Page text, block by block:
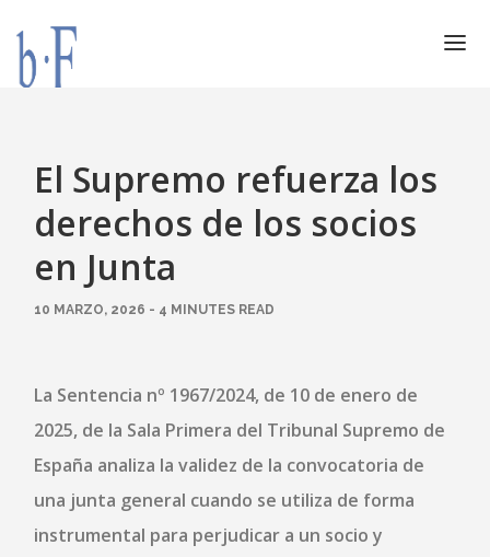
ESPECIALIZACIÓN
CALIDAD
BLOG
DOCUMENTACIÓN
El Supremo refuerza los
derechos de los socios
en Junta
10 MARZO, 2026 - 4 MINUTES READ
La Sentencia nº 1967/2024, de 10 de enero de
2025, de la Sala Primera del Tribunal Supremo de
España analiza la validez de la convocatoria de
una junta general cuando se utiliza de forma
instrumental para perjudicar a un socio y